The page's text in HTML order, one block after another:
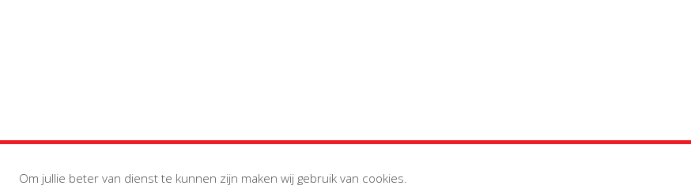
Om jullie beter van dienst te kunnen zijn maken wij gebruik van cookies.